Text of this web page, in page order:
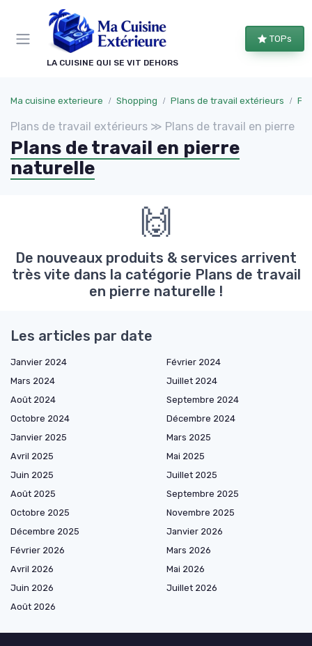
LA CUISINE QUI SE VIT DEHORS
TOPs
Ma cuisine exterieure Shopping Plans de travail extérieurs
Plans de travail extérieurs ≫ Plans de travail en pierre
Plans de travail en pierre
naturelle
🙌
De nouveaux produits & services arrivent
très vite dans la catégorie Plans de travail
en pierre naturelle !
Les articles par date
Janvier 2024
Février 2024
Mars 2024
Juillet 2024
Août 2024
Septembre 2024
Octobre 2024
Décembre 2024
Janvier 2025
Mars 2025
Avril 2025
Mai 2025
Juin 2025
Juillet 2025
Août 2025
Septembre 2025
Octobre 2025
Novembre 2025
Décembre 2025
Janvier 2026
Février 2026
Mars 2026
Avril 2026
Mai 2026
Juin 2026
Juillet 2026
Août 2026
Panneau de gestion des cookies